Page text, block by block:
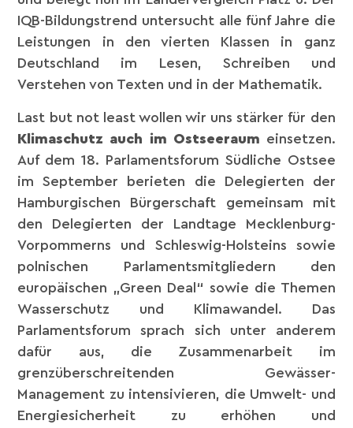
IQB-Bildungstrend untersucht alle fünf Jahre die
Leistungen in den vierten Klassen in ganz
Deutschland im Lesen, Schreiben und
Verstehen von Texten und in der Mathematik.
Last but not least wollen wir uns stärker für den
Klimaschutz auch im Ostseeraum einsetzen.
Auf dem 18. Parlamentsforum Südliche Ostsee
im September berieten die Delegierten der
Hamburgischen Bürgerschaft gemeinsam mit
den Delegierten der Landtage Mecklenburg-
Vorpommerns und Schleswig-Holsteins sowie
polnischen Parlamentsmitgliedern den
europäischen „Green Deal“ sowie die Themen
Wasserschutz und Klimawandel. Das
Parlamentsforum sprach sich unter anderem
dafür aus, die Zusammenarbeit im
grenzüberschreitenden Gewässer-
Management zu intensivieren, die Umwelt- und
Energiesicherheit zu erhöhen und